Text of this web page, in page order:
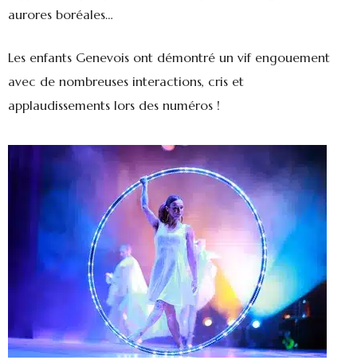
aurores boréales…
Les enfants Genevois ont démontré un vif engouement
avec de nombreuses interactions, cris et
applaudissements lors des numéros !